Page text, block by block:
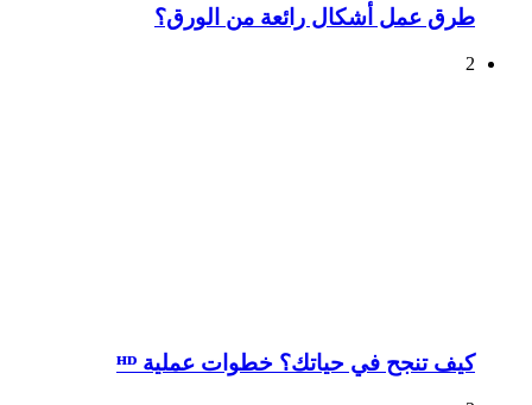
طرق عمل أشكال رائعة من الورق؟
2
كيف تنجح في حياتك؟ خطوات عملية ᴴᴰ